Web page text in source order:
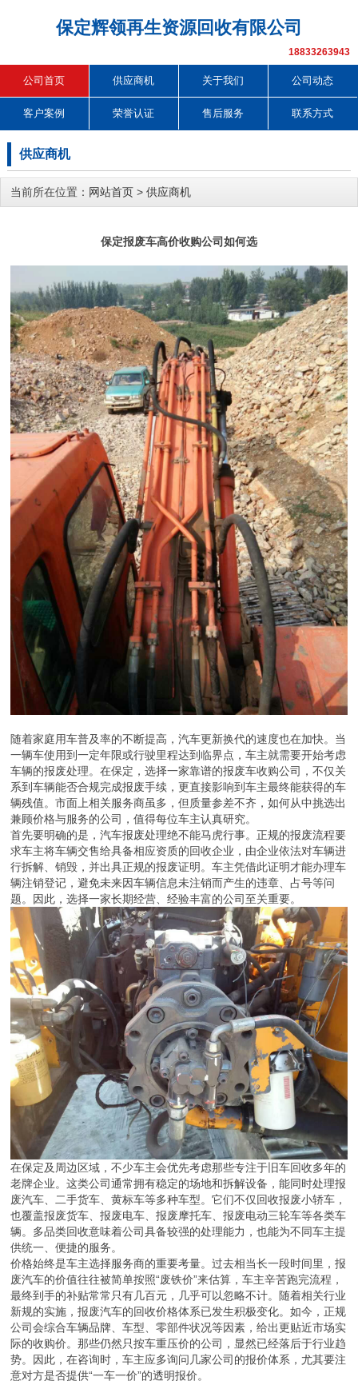
保定辉领再生资源回收有限公司
18833263943
公司首页 供应商机 关于我们 公司动态
客户案例 荣誉认证 售后服务 联系方式
供应商机
当前所在位置： 网站首页 > 供应商机
保定报废车高价收购公司如何选
随着家庭用车普及率的不断提高，汽车更新换代的速度也在加快。当
一辆车使用到一定年限或行驶里程达到临界点，车主就需要开始考虑
车辆的报废处理。在保定，选择一家靠谱的报废车收购公司，不仅关
系到车辆能否合规完成报废手续，更直接影响到车主最终能获得的车
辆残值。市面上相关服务商虽多，但质量参差不齐，如何从中挑选出
兼顾价格与服务的公司，值得每位车主认真研究。
首先要明确的是，汽车报废处理绝不能马虎行事。正规的报废流程要
求车主将车辆交售给具备相应资质的回收企业，由企业依法对车辆进
行拆解、销毁，并出具正规的报废证明。车主凭借此证明才能办理车
辆注销登记，避免未来因车辆信息未注销而产生的违章、占号等问
题。因此，选择一家长期经营、经验丰富的公司至关重要。
在保定及周边区域，不少车主会优先考虑那些专注于旧车回收多年的
老牌企业。这类公司通常拥有稳定的场地和拆解设备，能同时处理报
废汽车、二手货车、黄标车等多种车型。它们不仅回收报废小轿车，
也覆盖报废货车、报废电车、报废摩托车、报废电动三轮车等各类车
辆。多品类回收意味着公司具备较强的处理能力，也能为不同车主提
供统一、便捷的服务。
价格始终是车主选择服务商的重要考量。过去相当长一段时间里，报
废汽车的价值往往被简单按照“废铁价”来估算，车主辛苦跑完流程，
最终到手的补贴常常只有几百元，几乎可以忽略不计。随着相关行业
新规的实施，报废汽车的回收价格体系已发生积极变化。如今，正规
公司会综合车辆品牌、车型、零部件状况等因素，给出更贴近市场实
际的收购价。那些仍然只按车重压价的公司，显然已经落后于行业趋
势。因此，在咨询时，车主应多询问几家公司的报价体系，尤其要注
意对方是否提供“一车一价”的透明报价。